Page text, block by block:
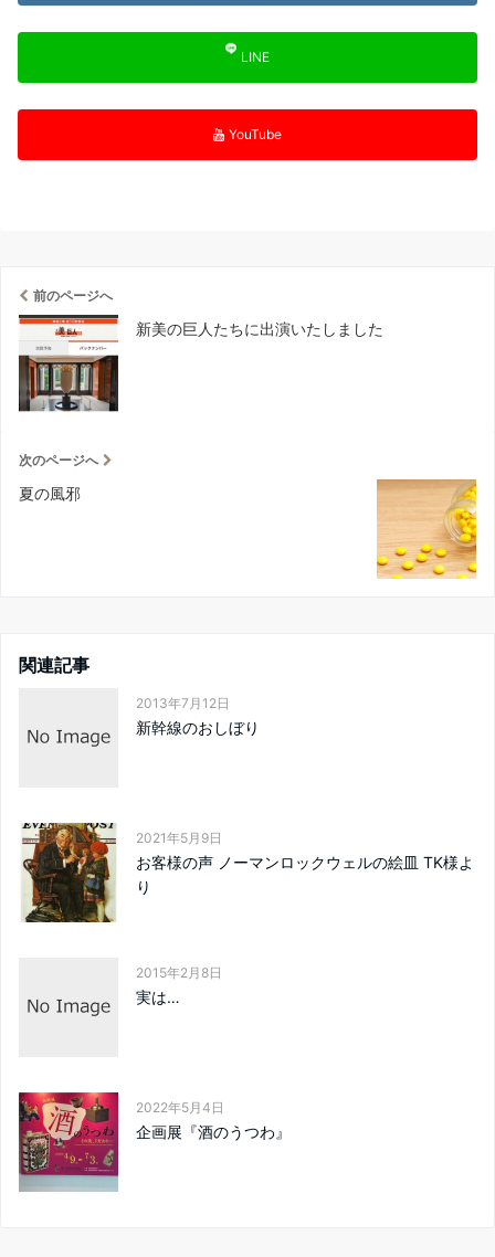
LINE
YouTube
前のページへ
新美の巨人たちに出演いたしました
次のページへ
夏の風邪
関連記事
2013年7月12日
新幹線のおしぼり
2021年5月9日
お客様の声 ノーマンロックウェルの絵皿 TK様よ
り
2015年2月8日
実は…
2022年5月4日
企画展『酒のうつわ』